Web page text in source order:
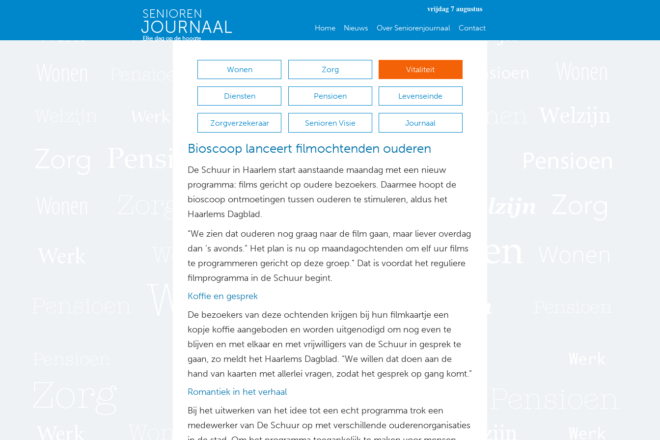
vrijdag 7 augustus
Home Nieuws Over Seniorenjournaal Contact
Wonen Zorg Vitaliteit
Diensten Pensioen Levenseinde
Zorgverzekeraar Senioren Visie Journaal
Bioscoop lanceert filmochtenden ouderen
De Schuur in Haarlem start aanstaande maandag met een nieuw
programma: films gericht op oudere bezoekers. Daarmee hoopt de
bioscoop ontmoetingen tussen ouderen te stimuleren, aldus het
Haarlems Dagblad.
“We zien dat ouderen nog graag naar de film gaan, maar liever overdag
dan ’s avonds.” Het plan is nu op maandagochtenden om elf uur films
te programmeren gericht op deze groep.” Dat is voordat het reguliere
filmprogramma in de Schuur begint.
Koffie en gesprek
De bezoekers van deze ochtenden krijgen bij hun filmkaartje een
kopje koffie aangeboden en worden uitgenodigd om nog even te
blijven en met elkaar en met vrijwilligers van de Schuur in gesprek te
gaan, zo meldt het Haarlems Dagblad. “We willen dat doen aan de
hand van kaarten met allerlei vragen, zodat het gesprek op gang komt.”
Romantiek in het verhaal
Bij het uitwerken van het idee tot een echt programma trok een
medewerker van De Schuur op met verschillende ouderenorganisaties